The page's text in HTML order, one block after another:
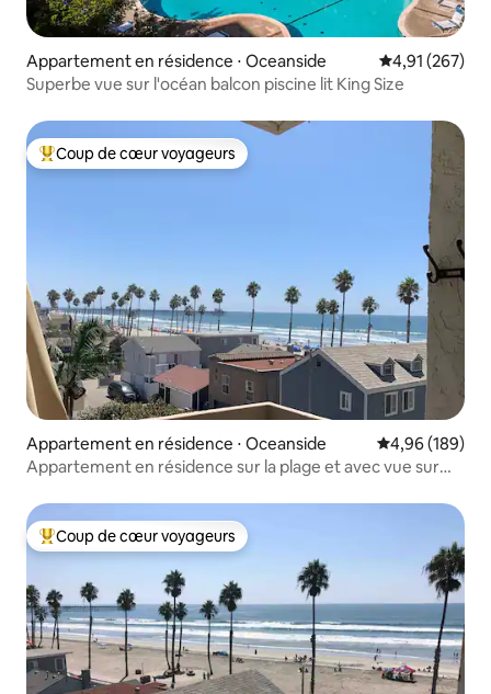
Appartement en résidence ⋅ Oceanside Évaluation
4,91 (267)
Superbe vue sur l'océan balcon piscine lit King Size
Coups de cœur voyageurs les plus appréciés
Coup de cœur voyageurs
Appartement en résidence ⋅ Oceanside Évaluation
4,96 (189)
Appartement en résidence sur la plage et avec vue sur
Coups de cœur voyageurs les plus appréciés
Coup de cœur voyageurs